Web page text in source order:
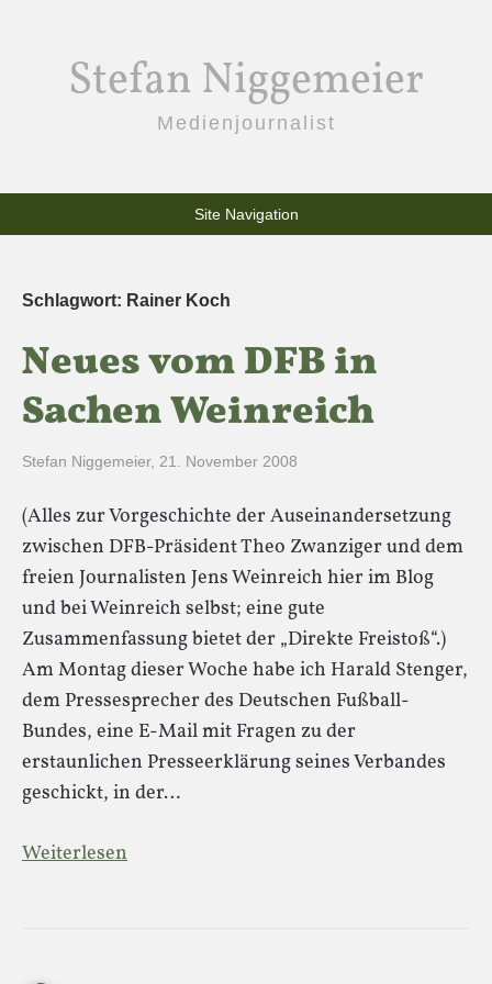
Stefan Niggemeier
Medienjournalist
Site Navigation
Schlagwort: Rainer Koch
Neues vom DFB in
Sachen Weinreich
Stefan Niggemeier, 21. November 2008
(Alles zur Vorgeschichte der Auseinandersetzung
zwischen DFB-Präsident Theo Zwanziger und dem
freien Journalisten Jens Weinreich hier im Blog
und bei Weinreich selbst; eine gute
Zusammenfassung bietet der „Direkte Freistoß“.)
Am Montag dieser Woche habe ich Harald Stenger,
dem Pressesprecher des Deutschen Fußball-
Bundes, eine E-Mail mit Fragen zu der
erstaunlichen Presseerklärung seines Verbandes
geschickt, in der…
Weiterlesen